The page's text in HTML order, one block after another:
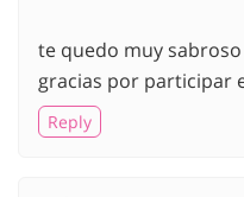
te quedo muy
gracias por participar
Reply